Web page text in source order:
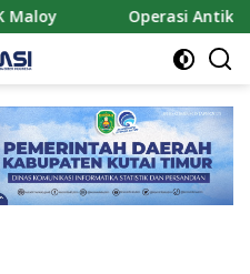
Operasi Antik